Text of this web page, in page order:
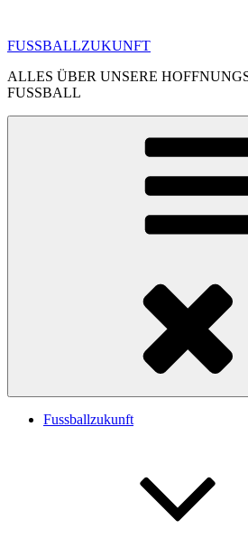
springen
FUSSBALLZUKUNFT
ALLES ÜBER UNSERE
FUSSBALL
Fussballzukunft